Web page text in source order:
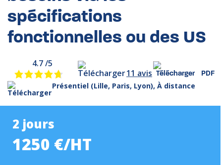
spécifications
fonctionnelles ou des US
4.7 /5
11 avis
PDF
Présentiel (Lille, Paris, Lyon), À distance
2 jours
1250 €/HT